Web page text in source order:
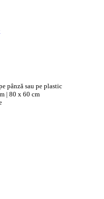
pânză sau pe plastic
| 80 x 60 cm